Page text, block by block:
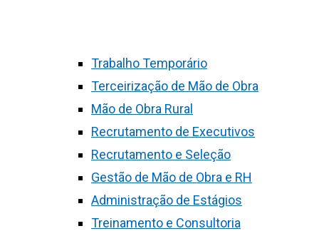
Trabalho Temporário
Terceirização de Mão de Obra
Mão de Obra Rural
Recrutamento de Executivos
Recrutamento e Seleção
Gestão de Mão de Obra e RH
Administração de Estágios
Treinamento e Consultoria